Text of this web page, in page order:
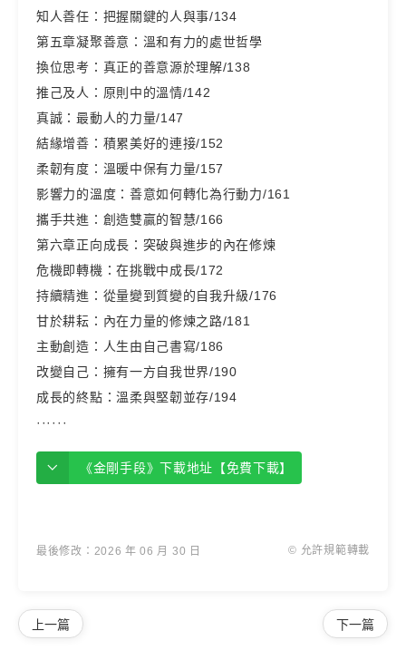
知人善任：把握關鍵的人與事/134
第五章凝聚善意：溫和有力的處世哲學
換位思考：真正的善意源於理解/138
推己及人：原則中的溫情/142
真誠：最動人的力量/147
結緣增善：積累美好的連接/152
柔韌有度：溫暖中保有力量/157
影響力的溫度：善意如何轉化為行動力/161
攜手共進：創造雙贏的智慧/166
第六章正向成長：突破與進步的內在修煉
危機即轉機：在挑戰中成長/172
持續精進：從量變到質變的自我升級/176
甘於耕耘：內在力量的修煉之路/181
主動創造：人生由自己書寫/186
改變自己：擁有一方自我世界/190
成長的終點：溫柔與堅韌並存/194
······
《金剛手段》下載地址【免費下載】
最後修改：2026 年 06 月 30 日 © 允許規範轉載
下一篇
上一篇